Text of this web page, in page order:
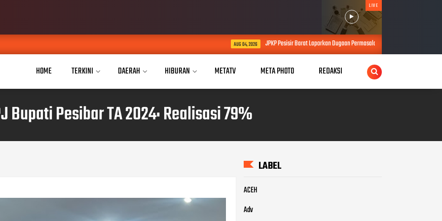
LIVE
JPKP Pesisir Barat Laporkan Dugaan Permasalahan Proyek SPAM Senilai Lebih dari Rp4 Miliar ke
HOME TERKINI DAERAH HIBURAN METATV META PHOTO REDAKSI
Bupati Pesibar TA 2024: Realisasi 79%
LABEL
ACEH
Adv